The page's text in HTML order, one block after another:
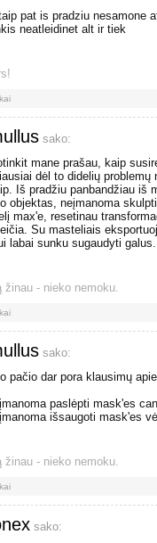
pat is pradziu nesamone
neatleidinet alt ir tiek
sako:
mane prašau, kaip
dėl to didelių
Iš pradžiu panbandžiau iš
objektas, neįmanoma
max'e, resetinau
Su masteliais
labai sunku sugaudyti
žinau - nieko nemoku.
sako:
pačio dar pora klausimų
paslėpti mask'es
išsaugoti mask'es
žinau - nieko nemoku.
sako: